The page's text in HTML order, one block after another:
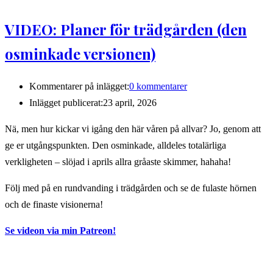
VIDEO: Planer för trädgården (den
osminkade versionen)
Kommentarer på inlägget:0 kommentarer
Inlägget publicerat:23 april, 2026
Nä, men hur kickar vi igång den här våren på allvar? Jo, genom att
ge er utgångspunkten. Den osminkade, alldeles totalärliga
verkligheten – slöjad i aprils allra gråaste skimmer, hahaha!
Följ med på en rundvanding i trädgården och se de fulaste hörnen
och de finaste visionerna!
Se videon via min Patreon!